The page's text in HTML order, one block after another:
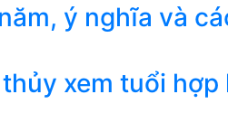
ý nghĩa và
xem tuổi